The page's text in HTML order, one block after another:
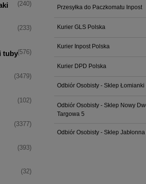
(240)
(233)
tuby(576)
(3479)
(102)
(3377)
(393)
(32)
Przesyłka do Paczkomatu Inpost
Kurier GLS Polska
Kurier Inpost Polska
Kurier DPD Polska
Odbiór Osobisty - Sklep
Odbiór Osobisty - Sklep Nowy
Targowa 5
Odbiór Osobisty - Sklep